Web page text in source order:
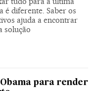
é diferente. Saber os
ajuda a encontrar
solução
para render